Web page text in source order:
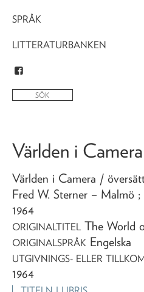
SPRÅK
LITTERATURBANKEN
Världen i Camera
Världen i Camera /
Fred W. Sterner – Malmö ;
1964
ORIGINALTITEL The World
ORIGINALSPRÅK Engelska
UTGIVNINGS- ELLER
1964